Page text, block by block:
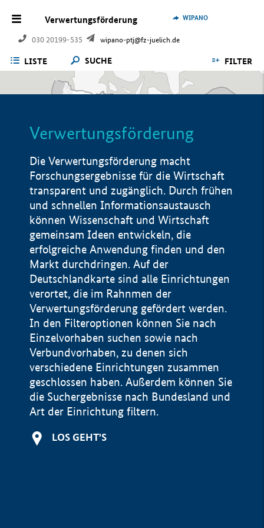
Verwertungsförderung
030 20199-535 wipano-ptj@fz-juelich.de
WIPANO
LISTE SUCHE FILTER
Verwertungsförderung
Die Verwertungsförderung macht
Forschungsergebnisse für die Wirtschaft
transparent und zugänglich. Durch frühen
und schnellen Informationsaustausch
können Wissenschaft und Wirtschaft
gemeinsam Ideen entwickeln, die
erfolgreiche Anwendung finden und den
Markt durchdringen. Auf der
Deutschlandkarte sind alle Einrichtungen
verortet, die im Rahnmen der
Verwertungsförderung gefördert werden.
In den Filteroptionen können Sie nach
Einzelvorhaben suchen sowie nach
Verbundvorhaben, zu denen sich
verschiedene Einrichtungen zusammen
geschlossen haben. Außerdem können Sie
die Suchergebnisse nach Bundesland und
Art der Einrichtung filtern.
LOS GEHT'S